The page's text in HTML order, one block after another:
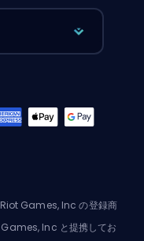
Games, Inc の登録商
Inc と提携してお